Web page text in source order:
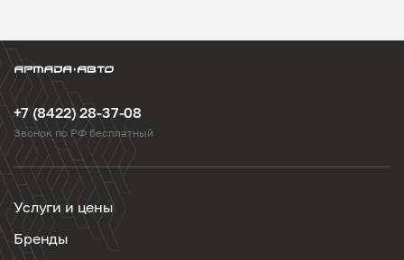
+7 (8422) 28-37-08
Звонок по РФ бесплатный
Услуги и цены
Бренды